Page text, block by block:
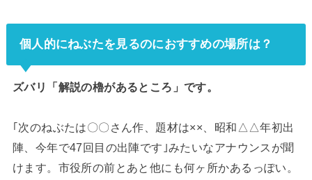
個人的にねぶたを見るのにおすすめの場所は？
ズバリ「解説の櫓があるところ」です。
｢次のねぶたは〇〇さん作、題材は××、昭和△△年初出
陣、今年で47回目の出陣です｣みたいなアナウンスが聞
けます。市役所の前とあと他にも何ヶ所かあるっぽい。